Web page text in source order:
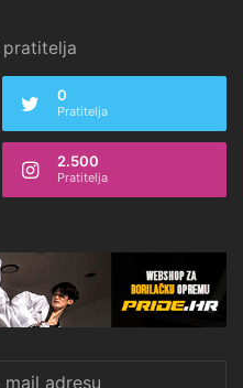
pratitelja
0
Pratitelja
2.500
Pratitelja